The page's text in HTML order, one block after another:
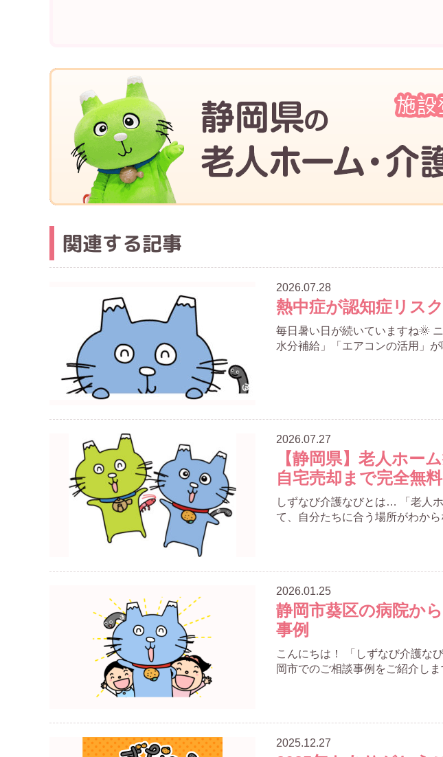
関連する記事
2026.07.28
熱中症が認知症リス
毎日暑い日が続いていますね🌞
水分補給」「エアコンの活用」
2026.07.27
【静岡県】老人ホー
自宅売却まで完全無
しずなび介護なびとは… 「老人
て、自分たちに合う場所がわか
2026.01.25
静岡市葵区の病院か
事例
こんにちは！ 「しずなび介護な
岡市でのご相談事例をご紹介し
2025.12.27